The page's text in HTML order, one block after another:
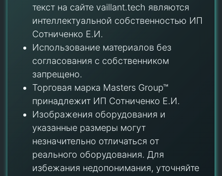
текст на сайте vaillant.tech являются
интеллектуальной собственностью ИП
Сотниченко Е.И.
Использование материалов без
согласования с собственником
запрещено.
Торговая марка Masters Group™
принадлежит ИП Сотниченко Е.И.
Изображения оборудования и
указанные размеры могут
незначительно отличаться от
реального оборудования. Для
избежания недопонимания, уточняйте